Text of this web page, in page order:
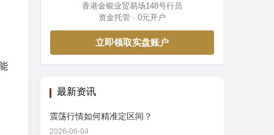
香港金银业贸易场148号行员
资金托管 · 0元开户
立即领取实盘账户
最新资讯
震荡行情如何精准定区间？
2026-06-04